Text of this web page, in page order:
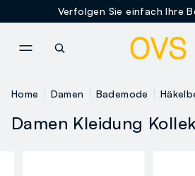
Verfolgen Sie einfach Ihre
Home Damen Bademode
Damen Kleidung